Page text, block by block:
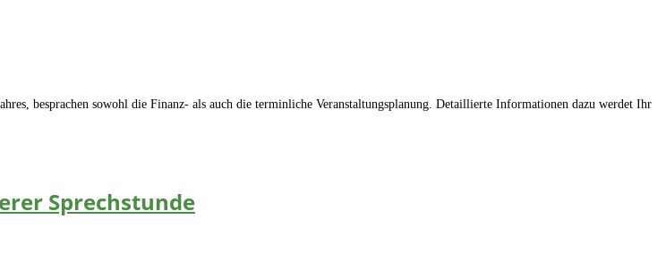
besprachen sowohl die Finanz- als auch die terminliche Veranstaltungsplanung. Detaillierte Informationen dazu werdet Ihr
Sprechstunde